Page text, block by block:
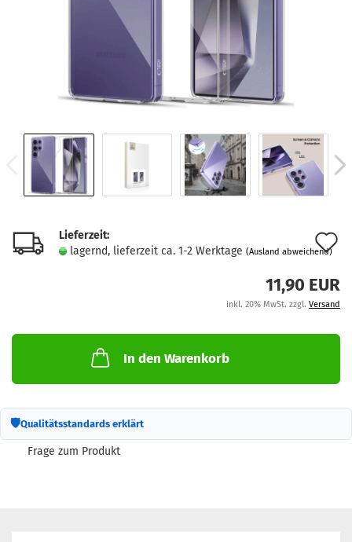
Lieferzeit:
lagernd, lieferzeit ca. 1-2 Werktage (Ausland abweichend)
11,90 EUR
inkl. 20% MwSt. zzgl. Versand
In den Warenkorb
🛡Qualitätsstandards erklärt
Frage zum Produkt